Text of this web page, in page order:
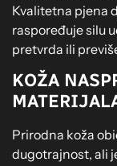
Kvalitetna pjena
raspoređuje silu
pretvrda ili
KOŽA
Prirodna koža
dugotrajnost, ali